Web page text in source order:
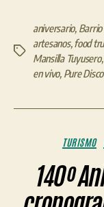
Etiquetas
aniversario,
artesanos, food
Mansilla Tuyusero,
en vivo, Pure Disco
TURISMO
140º